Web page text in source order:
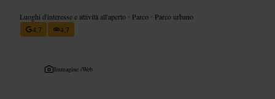
Luoghi d'interesse e attività all'aperto • Parco • Parco urbano
4,7
4,7
Immagine /Web